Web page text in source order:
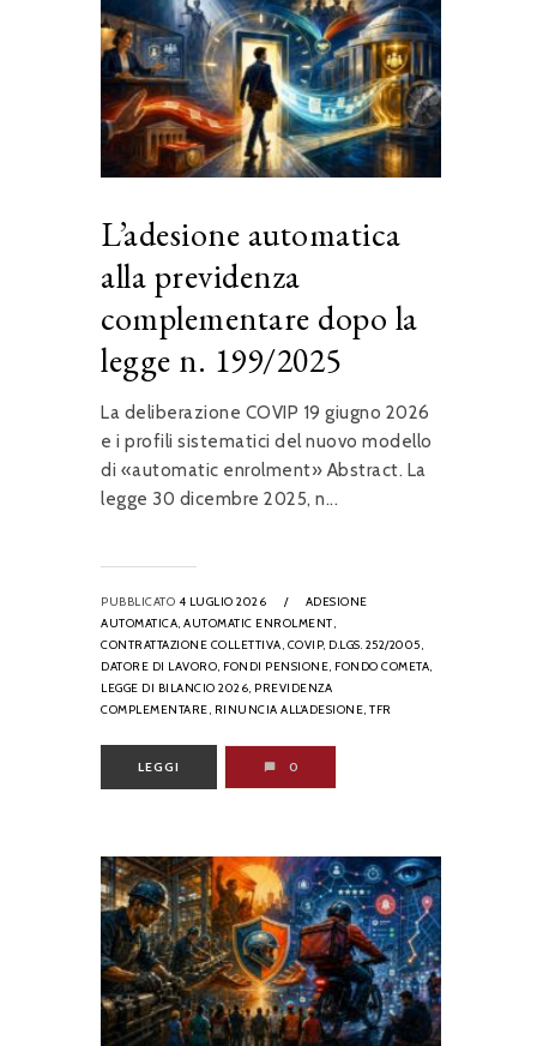
L’adesione automatica
alla previdenza
complementare dopo la
legge n. 199/2025
La deliberazione COVIP 19 giugno 2026
e i profili sistematici del nuovo modello
di «automatic enrolment» Abstract. La
legge 30 dicembre 2025, n...
PUBBLICATO 4 LUGLIO 2026 /
ADESIONE
AUTOMATICA, AUTOMATIC ENROLMENT,
CONTRATTAZIONE COLLETTIVA, COVIP, D.LGS. 252/2005,
DATORE DI LAVORO, FONDI PENSIONE, FONDO COMETA,
LEGGE DI BILANCIO 2026, PREVIDENZA
COMPLEMENTARE, RINUNCIA ALL’ADESIONE, TFR
LEGGI 0